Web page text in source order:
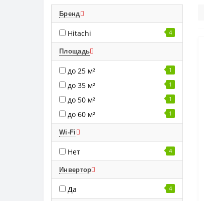
Бренд
Hitachi 4
Площадь
до 25 м² 1
до 35 м² 1
до 50 м² 1
до 60 м² 1
Wi-Fi
Нет 4
Инвертор
Да 4